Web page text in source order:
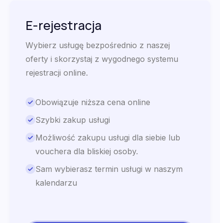
E-rejestracja
Wybierz usługę bezpośrednio z naszej
oferty i skorzystaj z wygodnego systemu
rejestracji online.
Obowiązuje niższa cena online
Szybki zakup usługi
Możliwość zakupu usługi dla siebie lub
vouchera dla bliskiej osoby.
Sam wybierasz termin usługi w naszym
kalendarzu